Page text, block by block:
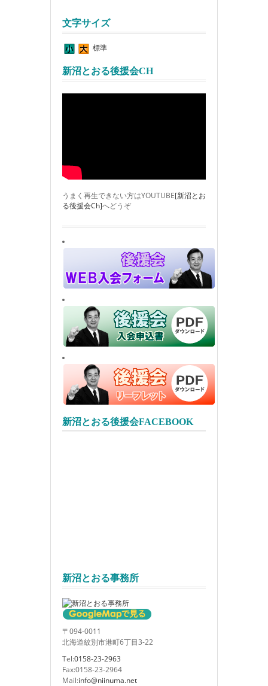
文字サイズ
標準
新沼とおる後援会CH
うまく再生できない方はYOUTUBE[新沼とお
る後援会Ch]へどうぞ
新沼とおる後援会FACEBOOK
新沼とおる事務所
〒094-0011
北海道紋別市港町6丁目3-22
Tel:0158-23-2963
Fax:0158-23-2964
Mail:info@niinuma.net